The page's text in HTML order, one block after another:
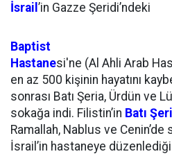
İsrail ’in Gazze Şeridi’ndeki
Baptist
Hastanesi'ne (Al Ahli Arab
en az 500 kişinin hayatını
sonrası Batı Şeria, Ürdün ve
sokağa indi. Filistin’in Batı
Ramallah, Nablus ve
İsrail’in hastaneye